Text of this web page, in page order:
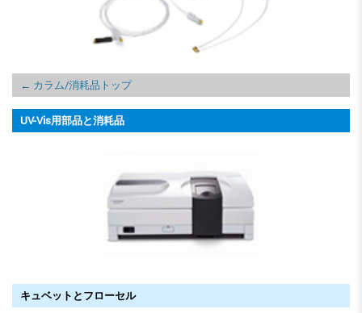
← カラム/消耗品トップ
UV-Vis用部品と消耗品
キュベットとフローセル